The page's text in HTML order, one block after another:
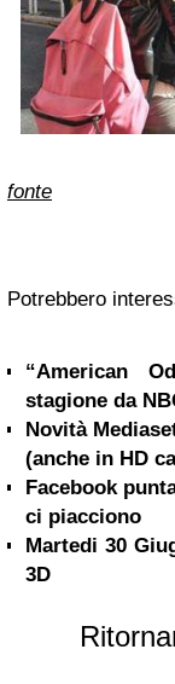
fonte
Potrebbero
“American
stagione da
Novità
(anche in HD
Facebook
ci piacciono
Martedi 30
3D